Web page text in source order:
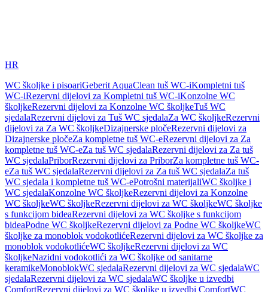
HR
WC školjke i pisoariGeberit AquaClean tuš WC-iKompletni tuš
WC-iRezervni dijelovi za Kompletni tuš WC-iKonzolne WC
školjkeRezervni dijelovi za Konzolne WC školjkeTuš WC
sjedalaRezervni dijelovi za Tuš WC sjedalaZa WC školjkeRezervni
dijelovi za Za WC školjkeDizajnerske pločeRezervni dijelovi za
Dizajnerske pločeZa kompletne tuš WC-eRezervni dijelovi za Za
kompletne tuš WC-eZa tuš WC sjedalaRezervni dijelovi za Za tuš
WC sjedalaPriborRezervni dijelovi za PriborZa kompletne tuš WC-
eZa tuš WC sjedalaRezervni dijelovi za Za tuš WC sjedalaZa tuš
WC sjedala i kompletne tuš WC-ePotrošni materijaliWC školjke i
WC sjedalaKonzolne WC školjkeRezervni dijelovi za Konzolne
WC školjkeWC školjkeRezervni dijelovi za WC školjkeWC školjke
s funkcijom bideaRezervni dijelovi za WC školjke s funkcijom
bideaPodne WC školjkeRezervni dijelovi za Podne WC školjkeWC
školjke za monoblok vodokotlićeRezervni dijelovi za WC školjke za
monoblok vodokotlićeWC školjkeRezervni dijelovi za WC
školjkeNazidni vodokotlići za WC školjke od sanitarne
keramikeMonoblokWC sjedalaRezervni dijelovi za WC sjedalaWC
sjedalaRezervni dijelovi za WC sjedalaWC školjke u izvedbi
ComfortRezervni dijelovi za WC školjke u izvedbi ComfortWC